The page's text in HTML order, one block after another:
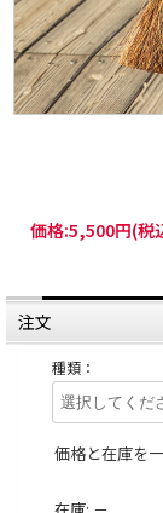
価格:5,500円(税
注文
種類：
価格と在庫を